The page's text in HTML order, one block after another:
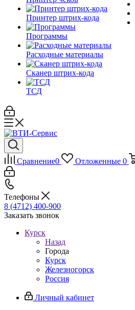
Принтер штрих-кода
Программы
Расходные материалы
Сканер штрих-кода
ТСД
Сравнение0 Отложенные 0
Телефоны
8 (4712) 400-900
Заказать звонок
Курск
Назад
Города
Курск
Железногорск
Россия
Личный кабинет